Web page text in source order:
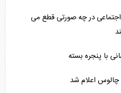
در چه صورتی قطع می
با پنجره بسته
اعلام شد